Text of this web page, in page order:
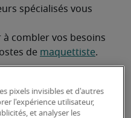
spécialisés vous
combler vos besoins
de maquettiste.
pixels invisibles et d'autres
l'expérience utilisateur,
et analyser les